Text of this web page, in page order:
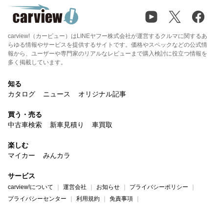
carview!（カービュー）はLINEヤフー株式会社が運営するクルマに関するあ
らゆる情報やサービスを提供するサイトです。価格やスペックなどの公式情
報から、ユーザーや専門家のリアルなレビューまで購入検討に役立つ情報を
多く掲載しています。
知る
カタログ
ニュース オリジナル記事
買う・売る
中古車検索
新車見積り 車買取
楽しむ
マイカー
みんカラ
サービス
carview!について 運営会社 お知らせ
プライバシーポリシー
プライバシーセンター
利用規約 免責事項